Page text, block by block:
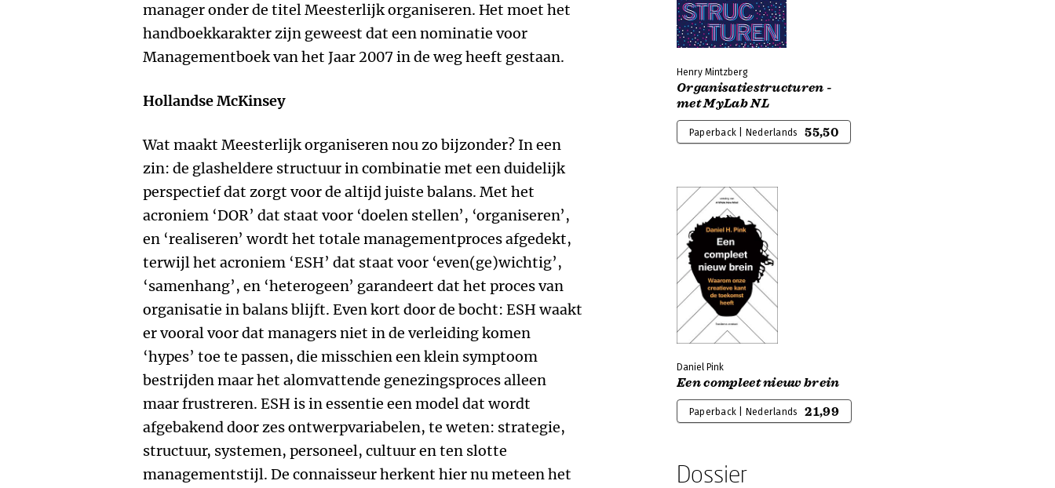
manager onder de titel Meesterlijk organiseren. Het moet het
handboekkarakter zijn geweest dat een nominatie voor
Managementboek van het Jaar 2007 in de weg heeft gestaan.
Hollandse McKinsey
Wat maakt Meesterlijk organiseren nou zo bijzonder? In een
zin: de glasheldere structuur in combinatie met een duidelijk
perspectief dat zorgt voor de altijd juiste balans. Met het
acroniem ‘DOR’ dat staat voor ‘doelen stellen’, ‘organiseren’,
en ‘realiseren’ wordt het totale managementproces afgedekt,
terwijl het acroniem ‘ESH’ dat staat voor ‘even(ge)wichtig’,
‘samenhang’, en ‘heterogeen’ garandeert dat het proces van
organisatie in balans blijft. Even kort door de bocht: ESH waakt
er vooral voor dat managers niet in de verleiding komen
‘hypes’ toe te passen, die misschien een klein symptoom
bestrijden maar het alomvattende genezingsproces alleen
maar frustreren. ESH is in essentie een model dat wordt
afgebakend door zes ontwerpvariabelen, te weten: strategie,
structuur, systemen, personeel, cultuur en ten slotte
managementstijl. De connaisseur herkent hier nu meteen het
Henry Mintzberg
Organisatiestructuren -
met MyLab NL
Paperback | Nederlands 55,50
Daniel Pink
Een compleet nieuw brein
Paperback | Nederlands 21,99
Dossier